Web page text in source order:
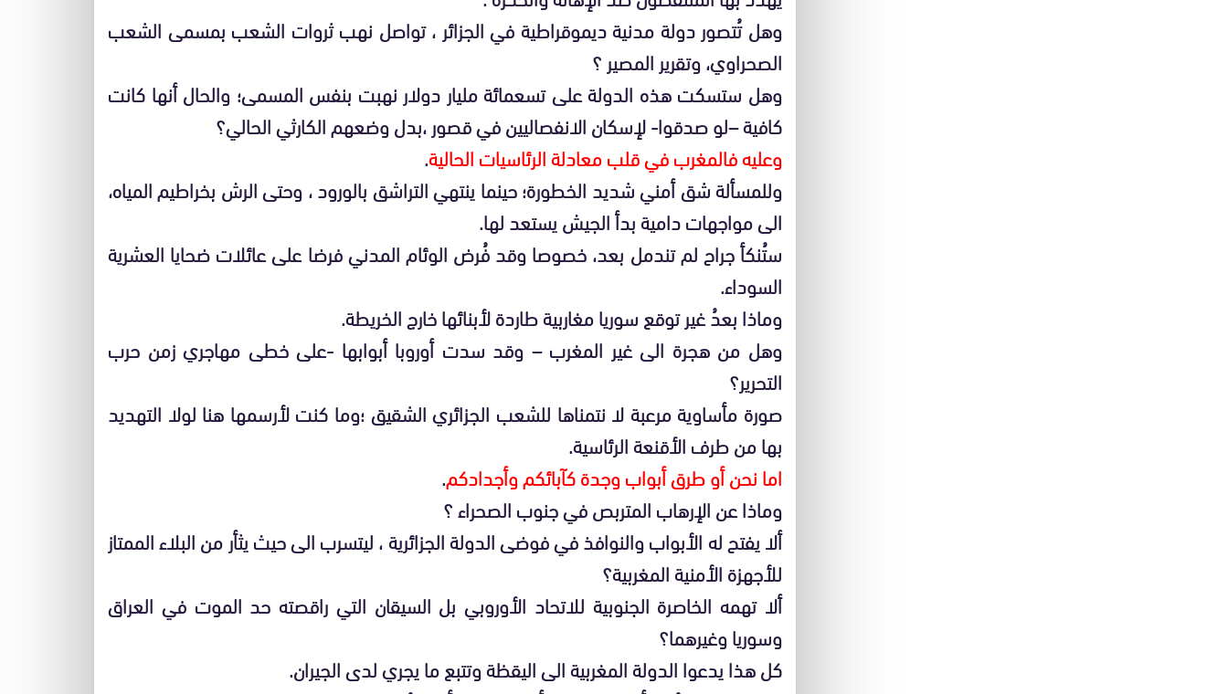
وهل تُتصور دولة مدنية ديموقراطية في الجزائر ، تواصل نهب ثروات الشعب بمسمى الشعب
الصحراوي، وتقرير المصير ؟
وهل ستسكت هذه الدولة على تسعمائة مليار دولار نهبت بنفس المسمى؛ والحال أنها كانت
كافية –لو صدقوا- لإسكان الانفصاليين في قصور ،بدل وضعهم الكارثي الحالي؟
وعليه فالمغرب في قلب معادلة الرئاسيات الحالية.
وللمسألة شق أمني شديد الخطورة؛ حينما ينتهي التراشق بالورود ، وحتى الرش بخراطيم المياه،
الى مواجهات دامية بدأ الجيش يستعد لها.
ستُنكأ جراح لم تندمل بعد، خصوصا وقد فُرض الوئام المدني فرضا على عائلات ضحايا العشرية
السوداء.
وماذا بعدُ غير توقع سوريا مغاربية طاردة لأبنائها خارج الخريطة.
وهل من هجرة الى غير المغرب – وقد سدت أوروبا أبوابها -على خطى مهاجري زمن حرب
التحرير؟
صورة مأساوية مرعبة لا نتمناها للشعب الجزائري الشقيق ؛وما كنت لأرسمها هنا لولا التهديد
بها من طرف الأقنعة الرئاسية.
اما نحن أو طرق أبواب وجدة كآبائكم وأجدادكم.
وماذا عن الإرهاب المتربص في جنوب الصحراء ؟
ألا يفتح له الأبواب والنوافذ في فوضى الدولة الجزائرية ، ليتسرب الى حيث يثأر من البلاء الممتاز
للأجهزة الأمنية المغربية؟
ألا تهمه الخاصرة الجنوبية للاتحاد الأوروبي بل السيقان التي راقصته حد الموت في العراق
وسوريا وغيرهما؟
كل هذا يدعوا الدولة المغربية الى اليقظة وتتبع ما يجري لدى الجيران.